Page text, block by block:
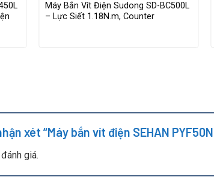
Máy Bắn Vít Điện Sudong SD-BC500L
– Lực Siết 1.18N.m, Counter
xét “Máy bắn vít điện SEHAN
giá.